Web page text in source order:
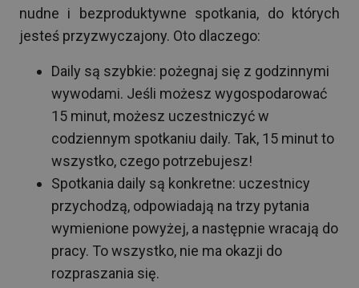
nudne i bezproduktywne spotkania, do których
jesteś przyzwyczajony. Oto dlaczego:
Daily są szybkie: pożegnaj się z godzinnymi
wywodami. Jeśli możesz wygospodarować
15 minut, możesz uczestniczyć w
codziennym spotkaniu daily. Tak, 15 minut to
wszystko, czego potrzebujesz!
Spotkania daily są konkretne: uczestnicy
przychodzą, odpowiadają na trzy pytania
wymienione powyżej, a następnie wracają do
pracy. To wszystko, nie ma okazji do
rozpraszania się.